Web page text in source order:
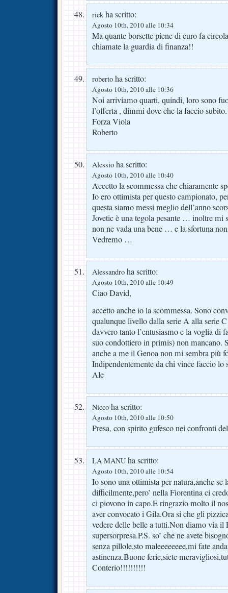
rick ha scritto:
Agosto 10th, 2010 alle 10:34
Ma quante borsette piene di euro fa
chiamate la guardia di finanza!!
roberto ha scritto:
Agosto 10th, 2010 alle 10:36
Noi arriviamo quarti, quindi, loro sono
l’offerta , dimmi dove che la faccio subito.
Forza Viola
Roberto
Alessio ha scritto:
Agosto 10th, 2010 alle 10:40
Accetto la scommessa che chiaramente
Io ero ottimista per questo campionato,
questa siamo messi meglio dell’anno
Jovetic è una tegola pesante … inoltre mi
non ne vada una bene … e la sfortuna
Vedremo …
Alessandro ha scritto:
Agosto 10th, 2010 alle 10:49
Ciao David,
accetto anche io la scommessa. Sono
qualunque livello dalla serie A alla serie
davvero tanto l’entusiasmo e la voglia di
suo condottiero in primis) non mancano.
anche a me il Genoa non mi sembra più
Indipendentemente da chi vince faccio lo
Ale
Nicco ha scritto:
Agosto 10th, 2010 alle 10:50
Presa, con spirito gufesco nei confronti
LA MANU ha scritto:
Agosto 10th, 2010 alle 10:54
Io sono una ottimista per natura,anche se
difficilmente,pero’ nella Fiorentina ci
ci piovono in capo.E ringrazio molto il
aver convocato i Gila.Ora si che gli
vedere delle belle a tutti.Non diamo via il
supersorpresa.P.S. so’ che ne avete
senza pillole,sto maleeeeeeee,mi fate
astinenza.Buone ferie,siete
Conterio!!!!!!!!!!